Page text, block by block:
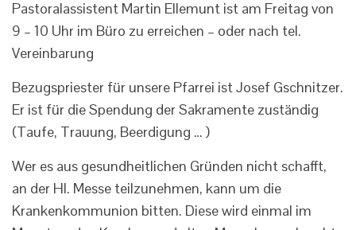
Pastoralassistent Martin Ellemunt ist am Freitag von
9 – 10 Uhr im Büro zu erreichen – oder nach tel.
Vereinbarung
Bezugspriester für unsere Pfarrei ist Josef Gschnitzer.
Er ist für die Spendung der Sakramente zuständig
(Taufe, Trauung, Beerdigung … )
Wer es aus gesundheitlichen Gründen nicht schafft,
an der Hl. Messe teilzunehmen, kann um die
Krankenkommunion bitten. Diese wird einmal im